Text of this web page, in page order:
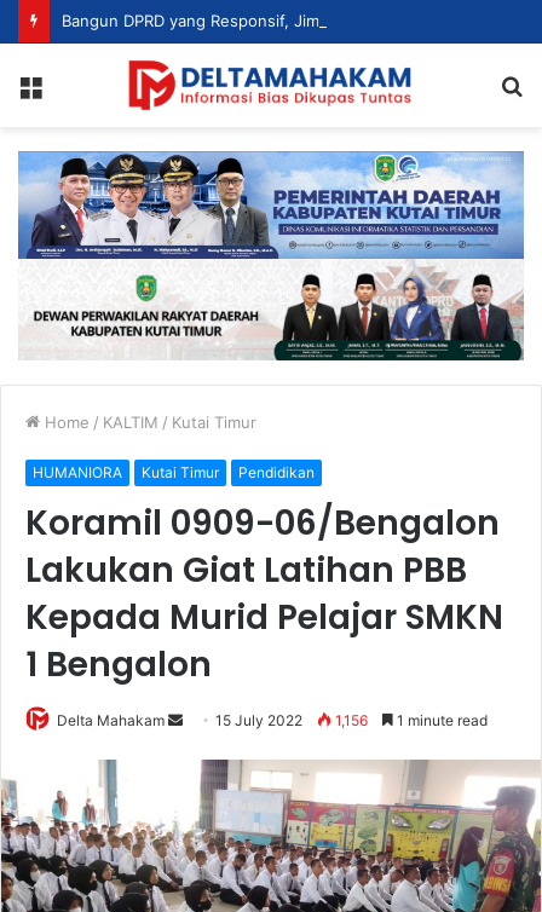
Home / KALTIM / Kutai Timur
HUMANIORA Kutai Timur Pendidikan
Koramil 0909-06/Bengalon
Lakukan Giat Latihan PBB
Kepada Murid Pelajar SMKN
1 Bengalon
Delta Mahakam
a
n
e
15 July 2022 1,156 1 minute read